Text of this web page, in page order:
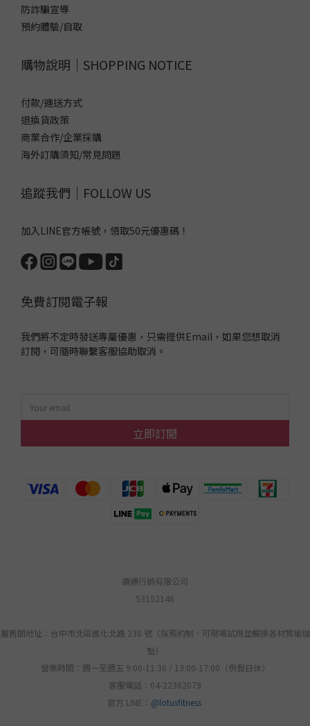
防詐騙宣導
預約體驗/自取
購物說明｜SHOPPING NOTICE
付款/運送方式
退換貨政策
商業合作/企業採購
海外訂購須知/常見問題
追蹤我們｜FOLLOW US
加入LINE官方帳號，領取50元優惠碼！
免費訂閱電子報
我們將不定時發送專屬優惠，只需提供Email，如果您想取消
訂閱，可隨時聯繫客服協助取消。
立即訂閱
廣通行銷有限公司
53152146
展售間地址：台中市北區進化北路 238 號（採預約制，可現場試用並觸摸各材質瑜珈
墊）
營業時間：週一至週五 9:00-11:30 / 13:00-17:00（例假日休）
客服電話：04-22362079
官方 LINE： @lotusfitness